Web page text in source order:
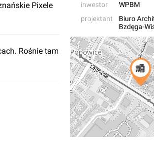
Pixele
Rośnie tam
inwestor
WPBM
projektant
Biuro
Bzdęga-